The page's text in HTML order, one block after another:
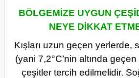
BÖLGEMİZE UYGUN
NEYE DİKKAT
Kışları uzun geçen yerlerde,
(yani 7,2°C’nin altında
çeşitler tercih edilmelidir.